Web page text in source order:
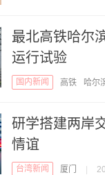
最北高铁哈尔
运行试验
国内新闻 高铁 哈尔
研学搭建两岸
情谊
台湾新闻 厦门